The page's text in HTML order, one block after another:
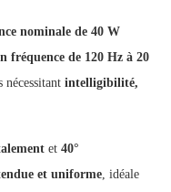
nominale de 40 W
fréquence de 120 Hz à 20
intelligibilité,
et 40°
et uniforme, idéale